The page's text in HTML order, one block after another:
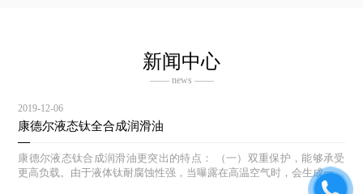
新闻中心
—— news ——
2019-12-06
康德尔液态钛全合成润滑油
康德尔液态钛合成润滑油更突出的特点： （一）双重保护，能够承受
更高负载。由于液体钛耐腐蚀性强，当曝露在高温空气时，会生成一层
钝氧化物保护膜，因此当发动机在高压,高速的运行状态时,康德尔液体